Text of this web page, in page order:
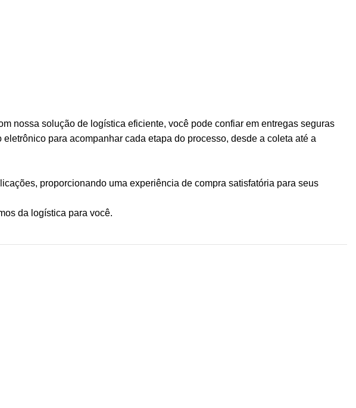
nossa solução de logística eficiente, você pode confiar em entregas seguras
para acompanhar cada etapa do processo, desde a coleta até a
proporcionando uma experiência de compra satisfatória para seus
da logística para você.